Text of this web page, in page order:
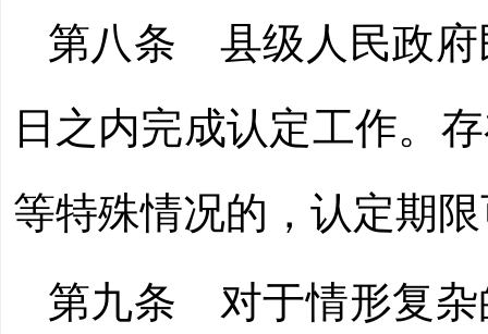
第八条 县级人民政府
日之内完成认定工作。
等特殊情况的，认定期
第九条 对于情形复杂